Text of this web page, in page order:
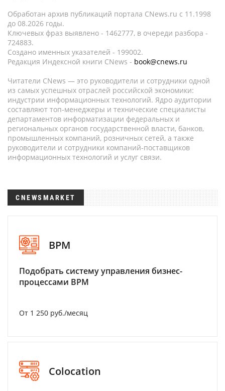
Обработан архив публикаций портала CNews.ru c 11.1998
до 08.2026 годы.
Ключевых фраз выявлено - 1462777, в очереди разбора -
724883.
Создано именных указателей - 199002.
Редакция Индексной книги CNews - book@cnews.ru
Читатели CNews — это руководители и сотрудники одной
из самых успешных отраслей российской экономики:
индустрии информационных технологий. Ядро аудитории
составляют топ-менеджеры и технические специалисты
департаментов информатизации федеральных и
региональных органов государственной власти, банков,
промышленных компаний, розничных сетей, а также
руководители и сотрудники компаний-поставщиков
информационных технологий и услуг связи.
CNEWSMARKET
BPM
Подобрать систему управления бизнес-
процессами BPM
От 1 250 руб./месяц
Colocation